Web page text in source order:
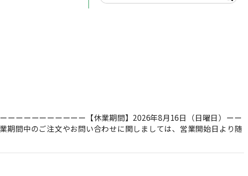
ーーーーーーーーーー【休業期間】2026年8月16日（日曜日）ーー
間中のご注文やお問い合わせに関しましては、営業開始日より随